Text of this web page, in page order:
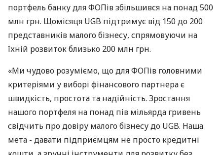
портфель банку для ФОПів збільшився на понад 500
млн грн. Щомісяця UGB підтримує від 150 до 200
представників малого бізнесу, спрямовуючи на
їхній розвиток близько 200 млн грн.
«Ми чудово розуміємо, що для ФОПів головними
критеріями у виборі фінансового партнера є
швидкість, простота та надійність. Зростання
нашого портфеля на понад пів мільярда гривень
свідчить про довіру малого бізнесу до UGB. Наша
мета - давати підприємцям не просто кредитні